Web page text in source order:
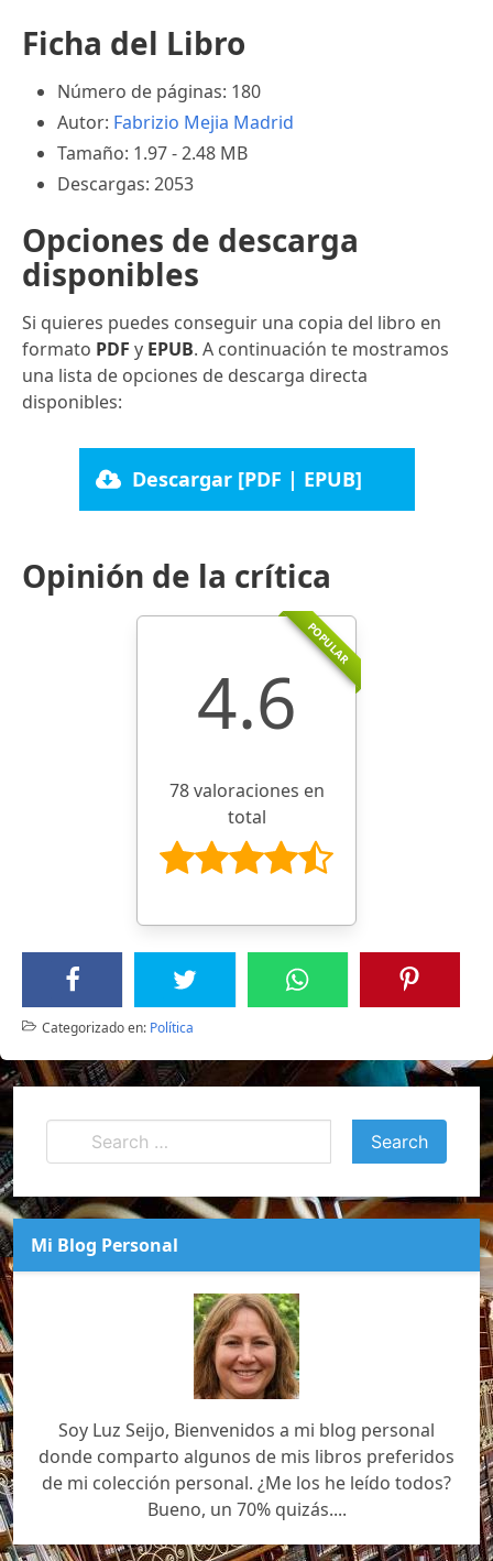
Ficha del Libro
Número de páginas: 180
Autor: Fabrizio Mejia Madrid
Tamaño: 1.97 - 2.48 MB
Descargas: 2053
Opciones de descarga
disponibles
Si quieres puedes conseguir una copia del libro en
formato PDF y EPUB. A continuación te mostramos
una lista de opciones de descarga directa
disponibles:
Descargar [PDF | EPUB]
Opinión de la crítica
POPULAR
4.6
78 valoraciones en
total
Categorizado en: Política
Mi Blog Personal
Soy Luz Seijo, Bienvenidos a mi blog personal
donde comparto algunos de mis libros preferidos
de mi colección personal. ¿Me los he leído todos?
Bueno, un 70% quizás....